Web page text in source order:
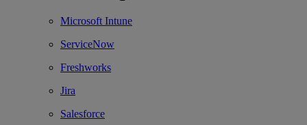
Microsoft Intune
ServiceNow
Freshworks
Jira
Salesforce